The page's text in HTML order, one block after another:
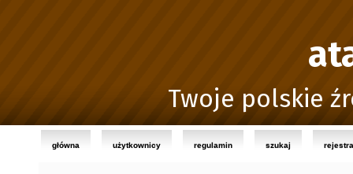
Twoje polskie
główna użytkownicy regulamin szukaj